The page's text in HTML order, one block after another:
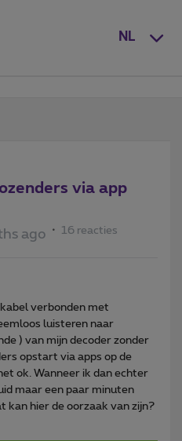
NL
via app
ago 16 reacties
verbonden met
luisteren naar
) van mijn decoder zonder
opstart via apps op de
ok. Wanneer ik dan echter
maar een paar minuten
kan hier de oorzaak van zijn?